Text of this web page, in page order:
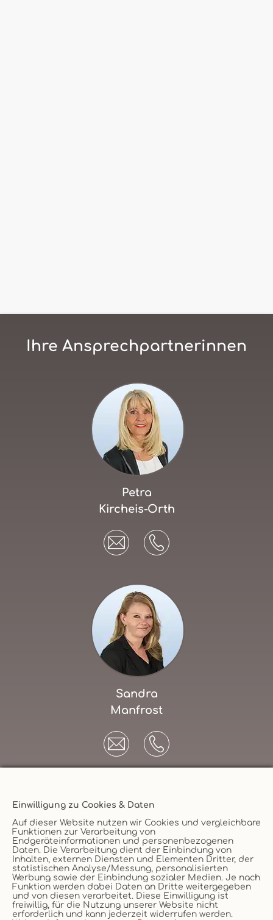
Einwilligung zu Cookies & Daten
Auf dieser Website nutzen wir Cookies und vergleichbare
Funktionen zur Verarbeitung von
Endgeräteinformationen und personenbezogenen
Daten. Die Verarbeitung dient der Einbindung von
Inhalten, externen Diensten und Elementen Dritter, der
statistischen Analyse/Messung, personalisierten
Werbung sowie der Einbindung sozialer Medien. Je nach
Funktion werden dabei Daten an Dritte weitergegeben
und von diesen verarbeitet. Diese Einwilligung ist
freiwillig, für die Nutzung unserer Website nicht
erforderlich und kann jederzeit widerrufen werden.
Ihre Ansprechpartnerinnen
Petra
Kircheis-Orth
Sandra
Manfrost
Versicherungsmakler
Vertrag widerruf
Unternehmen
AGB
Datenschutz
Impressum
Erstinformation
Cookie